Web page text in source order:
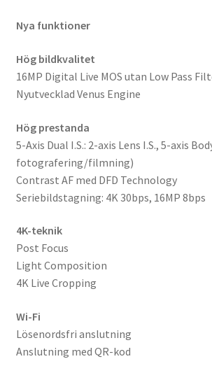
Nya funktioner
Hög bildkvalitet
16MP Digital Live MOS utan Low Pass
Nyutvecklad Venus Engine
Hög prestanda
5-Axis Dual I.S.: 2-axis Lens I.S., 5-axis
fotografering/filmning)
Contrast AF med DFD Technology
Seriebildstagning: 4K 30bps, 16MP 8bps
4K-teknik
Post Focus
Light Composition
4K Live Cropping
Wi-Fi
Lösenordsfri anslutning
Anslutning med QR-kod